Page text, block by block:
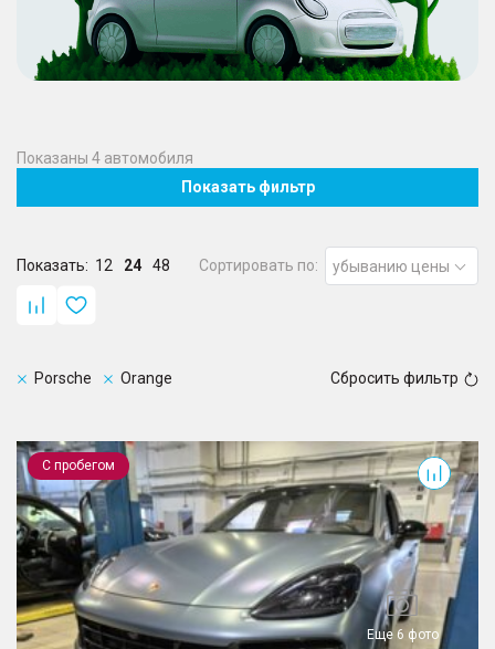
Показаны 4 автомобиля
Показать фильтр
Показать: 12 24 48 Сортировать по: убыванию цены
Porsche Orange Сбросить фильтр
С пробегом
Еще 6 фото
Cayenne